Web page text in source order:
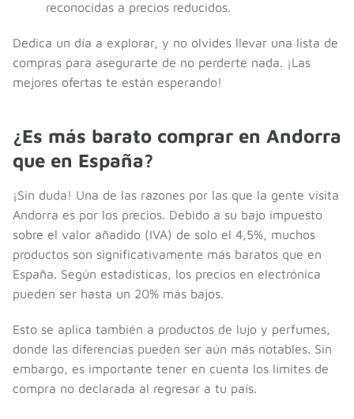
reconocidas a precios reducidos.
Dedica un día a explorar, y no olvides llevar una lista de
compras para asegurarte de no perderte nada. ¡Las
mejores ofertas te están esperando!
¿Es más barato comprar en Andorra
que en España?
¡Sin duda! Una de las razones por las que la gente visita
Andorra es por los precios. Debido a su bajo impuesto
sobre el valor añadido (IVA) de solo el 4,5%, muchos
productos son significativamente más baratos que en
España. Según estadísticas, los precios en electrónica
pueden ser hasta un 20% más bajos.
Esto se aplica también a productos de lujo y perfumes,
donde las diferencias pueden ser aún más notables. Sin
embargo, es importante tener en cuenta los límites de
compra no declarada al regresar a tu país.